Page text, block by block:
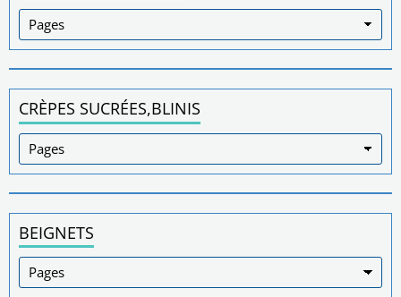
CRÈPES SUCRÉES,BLINIS
BEIGNETS